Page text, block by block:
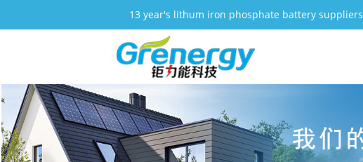
13 year's lithum iron phosphate battery suppliers